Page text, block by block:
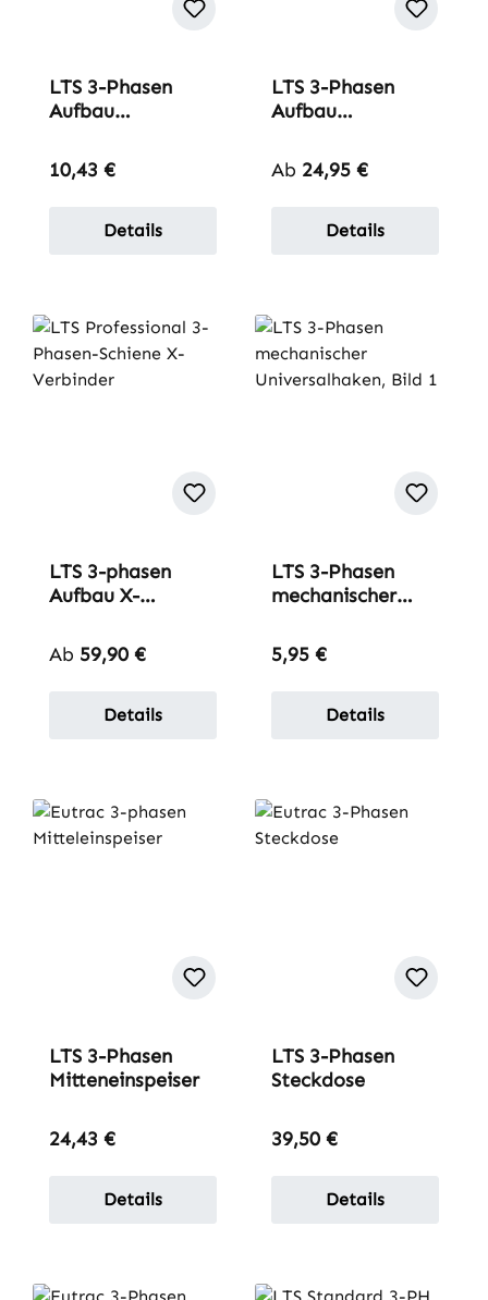
LTS 3-Phasen
Aufbau
elektrisch
Regulärer Preis:
10,43 €
Details
LTS 3-Phasen
Aufbau
Stromschiene
Regulärer Preis:
Ab 24,95 €
Details
LTS 3-phasen
Aufbau X-
Regulärer Preis:
Ab 59,90 €
Details
LTS 3-Phasen
mechanischer
Regulärer Preis:
5,95 €
Details
LTS 3-Phasen
Mitteneinspeiser
Regulärer Preis:
24,43 €
Details
LTS 3-Phasen
Steckdose
Regulärer Preis:
39,50 €
Details